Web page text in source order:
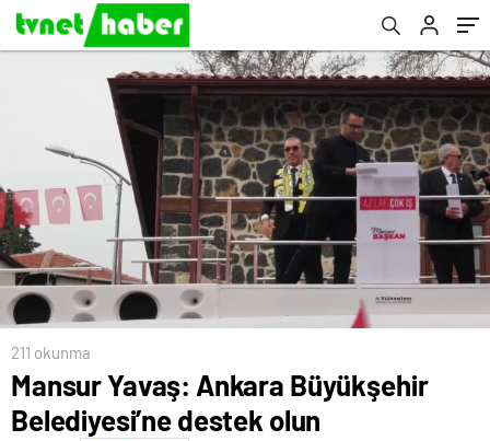
211 okunma
Mansur Yavaş: Ankara Büyükşehir
Belediyesi’ne destek olun